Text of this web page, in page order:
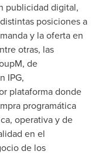
publicidad digital,
posiciones a
y la oferta en
otras, las
de
IPG,
plataforma donde
programática
operativa y de
en el
de los